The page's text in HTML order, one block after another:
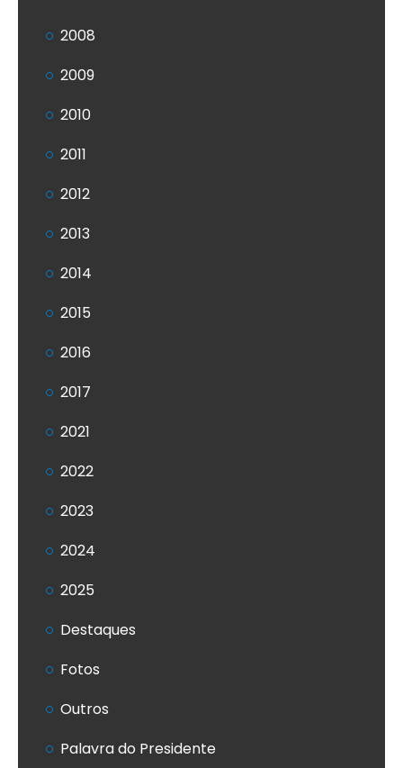
2008
2009
2010
2011
2012
2013
2014
2015
2016
2017
2021
2022
2023
2024
2025
Destaques
Fotos
Outros
Palavra do Presidente